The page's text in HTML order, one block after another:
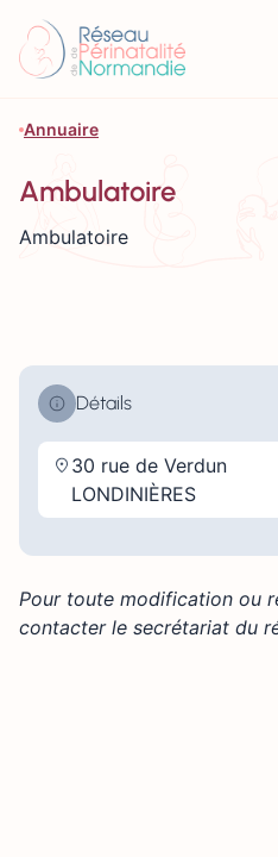
Annuaire
Ambulatoire
Ambulatoire
Détails
30 rue de Verdun
LONDINIÈRES
Pour toute modification ou
contacter le secrétariat du